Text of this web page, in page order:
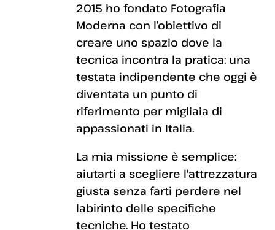
2015 ho fondato Fotografia
Moderna con l’obiettivo di
creare uno spazio dove la
tecnica incontra la pratica: una
testata indipendente che oggi è
diventata un punto di
riferimento per migliaia di
appassionati in Italia.
La mia missione è semplice:
aiutarti a scegliere l'attrezzatura
giusta senza farti perdere nel
labirinto delle specifiche
tecniche. Ho testato